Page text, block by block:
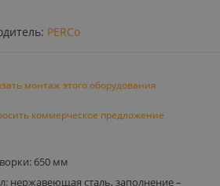
PERCo
монтаж этого оборудования
коммерческое предложение
650 мм
нержавеющая сталь, заполнение –